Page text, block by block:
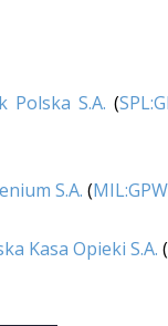
Polska S.A. (
S.A. (MIL:GPW
Kasa Opieki S.A. (